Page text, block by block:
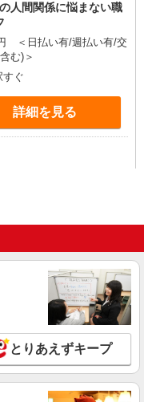
人間関係に悩まない職
＜日払い有/週払い有/交
む)＞
すぐ
詳細を見る
の小規模デイサービス＊
む)＞
詳細を見る
未経験・ブランクOK
＜日払い有/週払い有/交
とりあえずキープ